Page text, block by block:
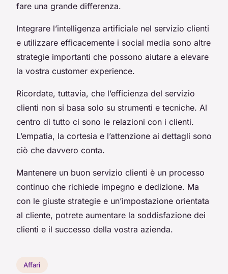
fare una grande differenza.
Integrare l’intelligenza artificiale nel servizio clienti
e utilizzare efficacemente i social media sono altre
strategie importanti che possono aiutare a elevare
la vostra customer experience.
Ricordate, tuttavia, che l’efficienza del servizio
clienti non si basa solo su strumenti e tecniche. Al
centro di tutto ci sono le relazioni con i clienti.
L’empatia, la cortesia e l’attenzione ai dettagli sono
ciò che davvero conta.
Mantenere un buon servizio clienti è un processo
continuo che richiede impegno e dedizione. Ma
con le giuste strategie e un’impostazione orientata
al cliente, potrete aumentare la soddisfazione dei
clienti e il successo della vostra azienda.
Affari